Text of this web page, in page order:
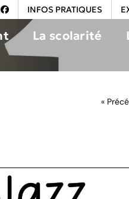
INFOS PRATIQUES
La scolarité
«